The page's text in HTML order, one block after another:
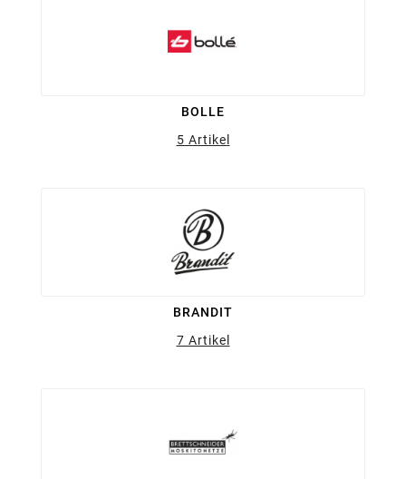
BOLLE
5 Artikel
BRANDIT
7 Artikel